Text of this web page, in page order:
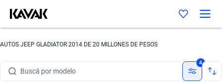
AUTOS JEEP GLADIATOR 2014 DE 20 MILLONES DE PESOS
Buscá por modelo
4